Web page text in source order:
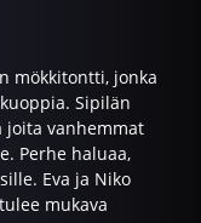
mökkitontti, jonka
Sipilän
joita vanhemmat
Perhe haluaa,
Eva ja Niko
mukava